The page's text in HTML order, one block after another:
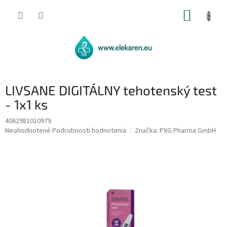
LIVSANE DIGITÁLNY tehotenský test
- 1x1 ks
4062981010979
Priemerné
Neohodnotené Podrobnosti hodnotenia Značka: PXG Pharma GmbH